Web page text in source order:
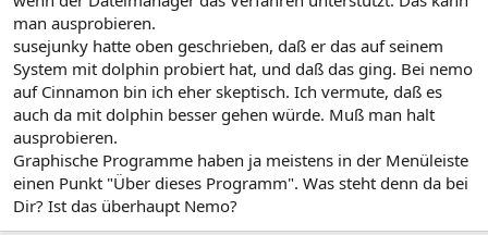
man ausprobieren.
susejunky hatte oben geschrieben, daß er das auf seinem
System mit dolphin probiert hat, und daß das ging. Bei nemo
auf Cinnamon bin ich eher skeptisch. Ich vermute, daß es
auch da mit dolphin besser gehen würde. Muß man halt
ausprobieren.
Graphische Programme haben ja meistens in der Menüleiste
einen Punkt "Über dieses Programm". Was steht denn da bei
Dir? Ist das überhaupt Nemo?